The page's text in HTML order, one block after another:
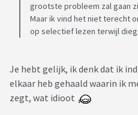
grootste probleem zal gaan
Maar ik vind het niet terecht
op selectief lezen terwijl
Je hebt gelijk, ik denk dat ik
elkaar heb gehaald waarin ik
zegt, wat idioot